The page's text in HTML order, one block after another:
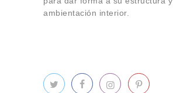
ambientación interior.